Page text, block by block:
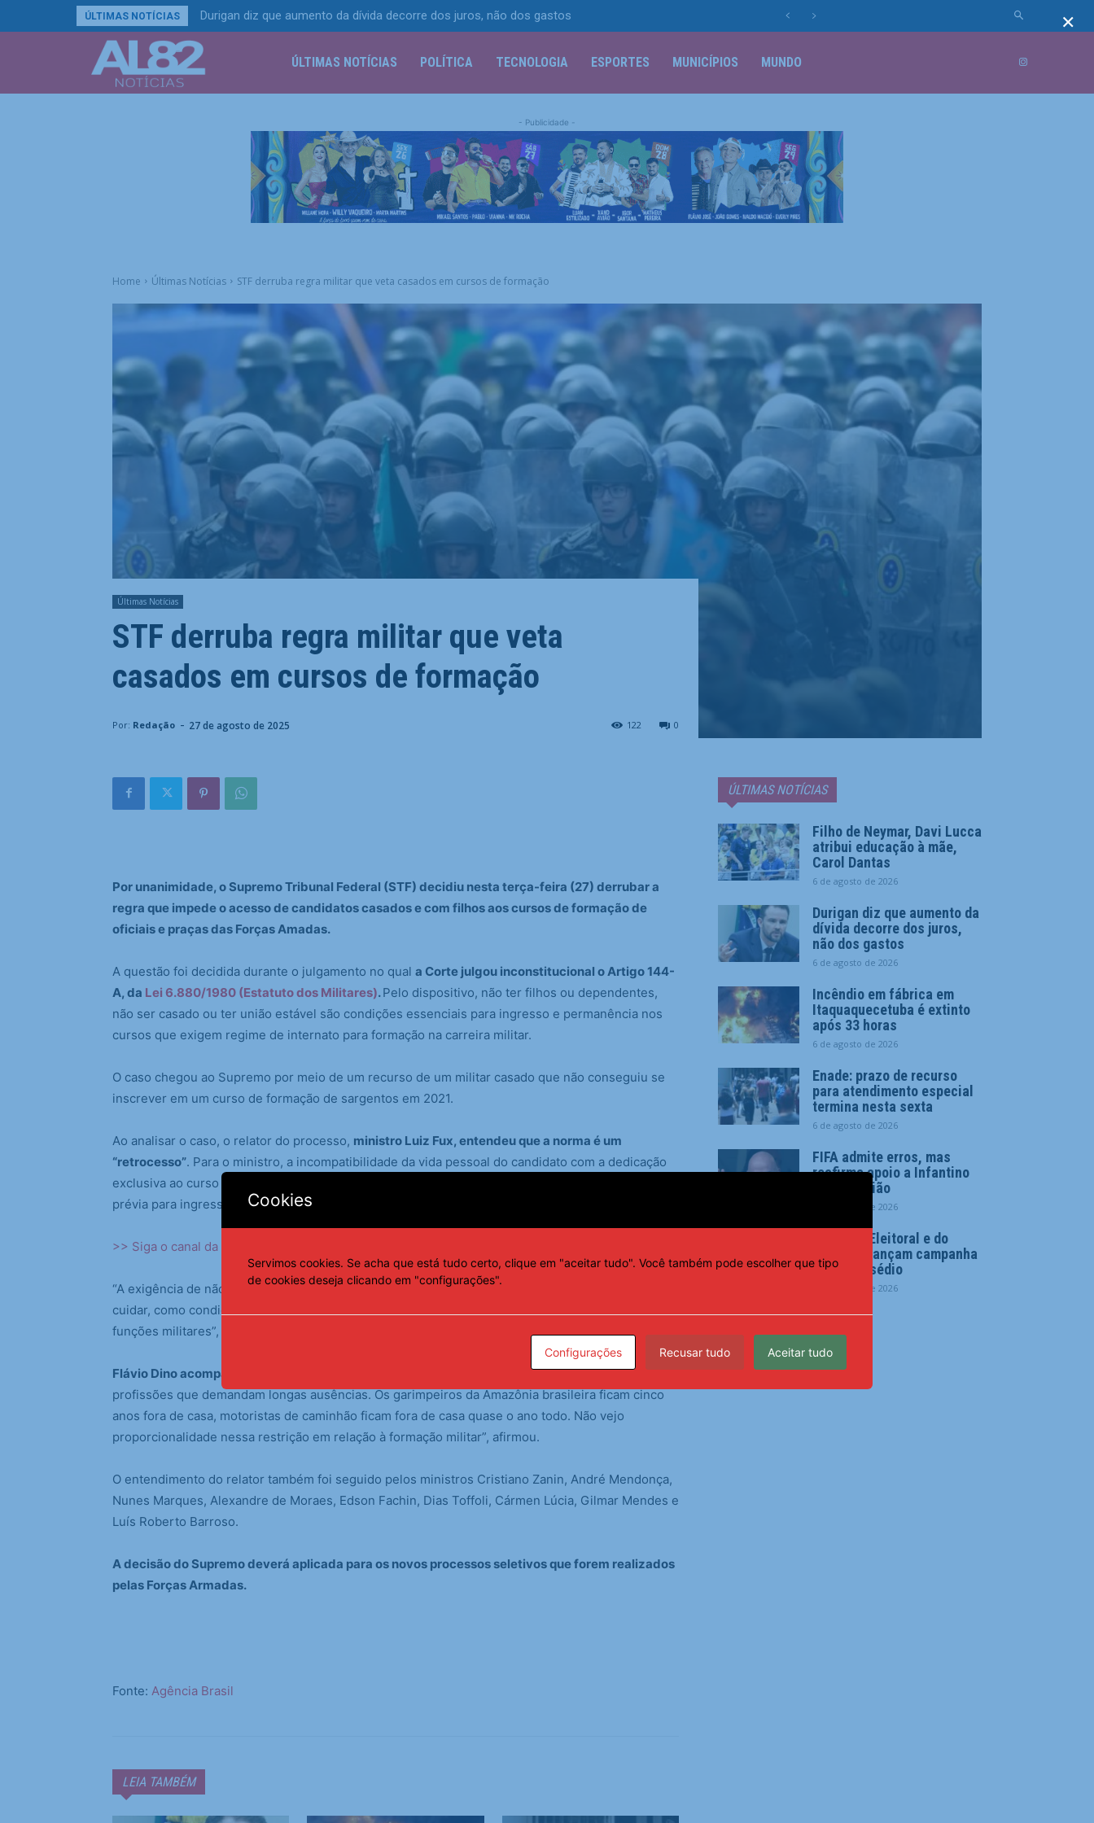
ÚLTIMAS NOTÍCIAS Durigan diz que aumento da dívida decorre dos juros, não dos gastos
ÚLTIMAS NOTÍCIAS POLÍTICA TECNOLOGIA ESPORTES MUNICÍPIOS MUNDO
- Publicidade -
Home Últimas Notícias STF derruba regra militar que veta casados em cursos de formação
Últimas Notícias
STF derruba regra militar que veta
casados em cursos de formação
Por: Redação - 27 de agosto de 2025 0
122
Por unanimidade, o Supremo Tribunal Federal (STF) decidiu nesta terça-feira (27) derrubar a
regra que impede o acesso de candidatos casados e com filhos aos cursos de formação de
oficiais e praças das Forças Amadas.
A questão foi decidida durante o julgamento no qual a Corte julgou inconstitucional o Artigo 144-
A, da Lei 6.880/1980 (Estatuto dos Militares).Pelo dispositivo, não ter filhos ou dependentes,
não ser casado ou ter união estável são condições essenciais para ingresso e permanência nos
cursos que exigem regime de internato para formação na carreira militar.
O caso chegou ao Supremo por meio de um recurso de um militar casado que não conseguiu se
inscrever em um curso de formação de sargentos em 2021.
Ao analisar o caso, o relator do processo, ministro Luiz Fux, entendeu que a norma é um
“retrocesso”. Para o ministro, a incompatibilidade da vida pessoal do candidato com a dedicação
exclusiva ao curso deve ser avaliada durante o desempenho do candidato, e não como condição
prévia para ingresso no curso.
>> Siga o canal da
“A exigência de não ser casado, não possuir filhos, não ter união estável, não ter pessoas para
cuidar, como condição restritiva para ingresso militar, não impossibilita o desempenho eficaz das
funções militares”, disse o ministro.
Flávio Dino acompanhou o relator e entendeu que as restrições são inconstitucionais. “Há outras
profissões que demandam longas ausências. Os garimpeiros da Amazônia brasileira ficam cinco
anos fora de casa, motoristas de caminhão ficam fora de casa quase o ano todo. Não vejo
proporcionalidade nessa restrição em relação à formação militar”, afirmou.
O entendimento do relator também foi seguido pelos ministros Cristiano Zanin, André Mendonça,
Nunes Marques, Alexandre de Moraes, Edson Fachin, Dias Toffoli, Cármen Lúcia, Gilmar Mendes e
Luís Roberto Barroso.
A decisão do Supremo deverá aplicada para os novos processos seletivos que forem realizados
pelas Forças Armadas.
Fonte: Agência Brasil
LEIA TAMBÉM
ÚLTIMAS NOTÍCIAS
Filho de Neymar, Davi Lucca
atribui educação à mãe,
Carol Dantas
6 de agosto de 2026
Durigan diz que aumento da
dívida decorre dos juros,
não dos gastos
6 de agosto de 2026
Incêndio em fábrica em
Itaquaquecetuba é extinto
após 33 horas
6 de agosto de 2026
Enade: prazo de recurso
para atendimento especial
termina nesta sexta
6 de agosto de 2026
FIFA admite erros, mas
reafirma apoio a Infantino
após reunião
6 de agosto de 2026
Justiças Eleitoral e do
Trabalho lançam campanha
contra assédio
6 de agosto de 2026
×
Cookies
Servimos cookies. Se acha que está tudo certo, clique em "aceitar tudo". Você também pode escolher que tipo
de cookies deseja clicando em "configurações".
Configurações Recusar tudo Aceitar tudo